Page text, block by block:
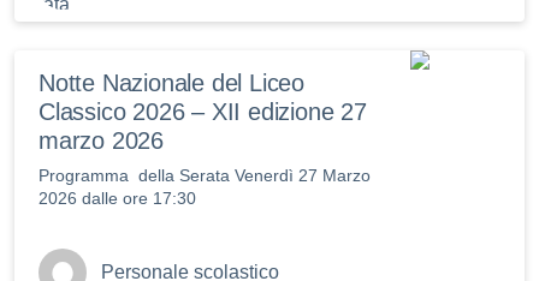
Notte Nazionale del Liceo
Classico 2026 – XII edizione 27
marzo 2026
Programma della Serata Venerdì 27 Marzo
2026 dalle ore 17:30
Personale scolastico